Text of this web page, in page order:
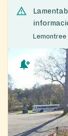
Lemontree